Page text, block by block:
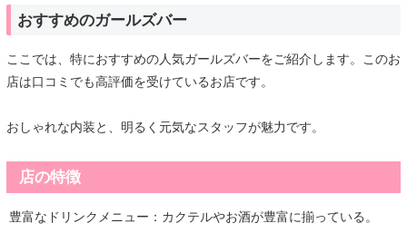
おすすめのガールズバー
ここでは、特におすすめの人気ガールズバーをご紹介します。このお
店は口コミでも高評価を受けているお店です。
おしゃれな内装と、明るく元気なスタッフが魅力です。
店の特徴
豊富なドリンクメニュー：カクテルやお酒が豊富に揃っている。